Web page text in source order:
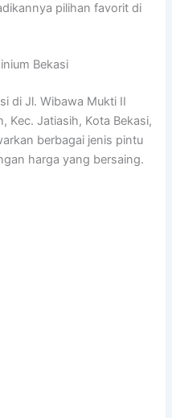
pilihan favorit di
Bekasi
di Jl. Wibawa Mukti II
Kec. Jatiasih, Kota Bekasi,
berbagai jenis pintu
harga yang bersaing.